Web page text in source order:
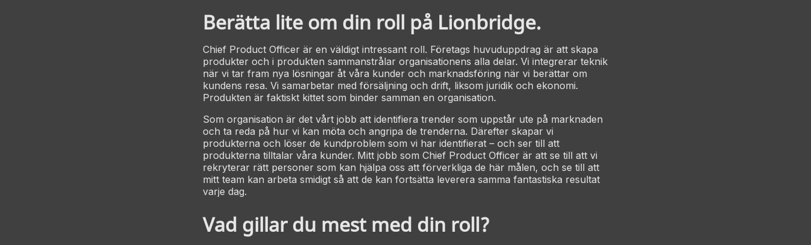
Berätta lite om din roll på Lionbridge.
Chief Product Officer är en väldigt intressant roll. Företags huvuduppdrag är att skapa
produkter och i produkten sammanstrålar organisationens alla delar. Vi integrerar teknik
när vi tar fram nya lösningar åt våra kunder och marknadsföring när vi berättar om
kundens resa. Vi samarbetar med försäljning och drift, liksom juridik och ekonomi.
Produkten är faktiskt kittet som binder samman en organisation.
Som organisation är det vårt jobb att identifiera trender som uppstår ute på marknaden
och ta reda på hur vi kan möta och angripa de trenderna. Därefter skapar vi
produkterna och löser de kundproblem som vi har identifierat – och ser till att
produkterna tilltalar våra kunder. Mitt jobb som Chief Product Officer är att se till att vi
rekryterar rätt personer som kan hjälpa oss att förverkliga de här målen, och se till att
mitt team kan arbeta smidigt så att de kan fortsätta leverera samma fantastiska resultat
varje dag.
Vad gillar du mest med din roll?